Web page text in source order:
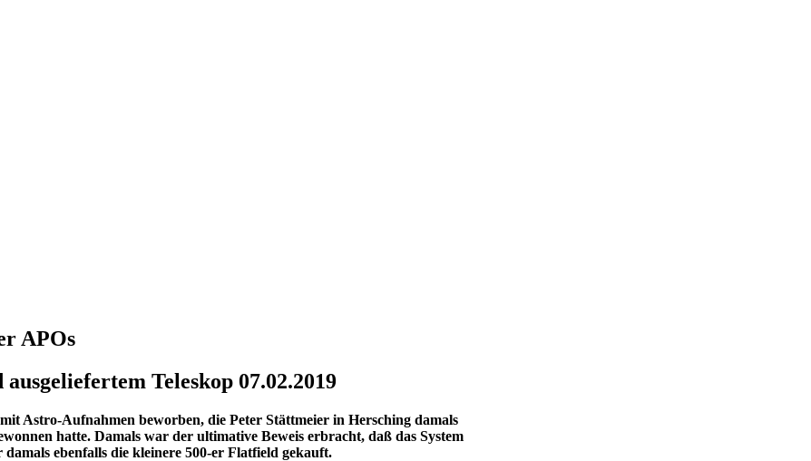
APOs
Teleskop 07.02.2019
Astro-Aufnahmen beworben, die Peter Stättmeier in Hersching damals
hatte. Damals war der ultimative Beweis erbracht, daß das System
ebenfalls die kleinere 500-er Flatfield gekauft.